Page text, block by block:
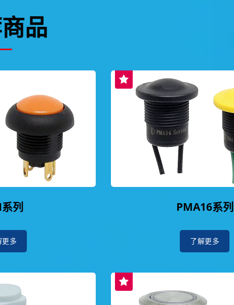
品
列
更多
PMA16系列
了解更多